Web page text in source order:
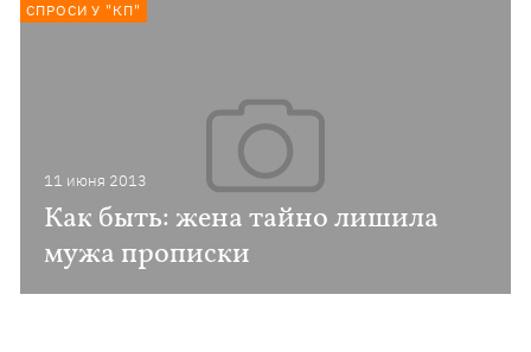
11 июня 2013
Как быть: жена тайно лишила
мужа прописки
СПРОСИ У "КП"